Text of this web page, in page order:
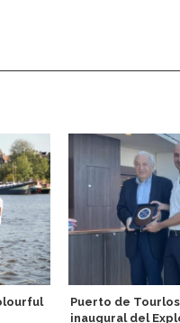
Puerto de
inaugural del